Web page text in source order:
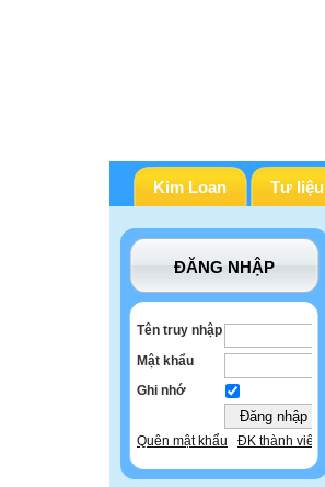
Kim Loan Tư liệu
ĐĂNG NHẬP
Tên truy nhập
Mật khẩu
Ghi nhớ
Quên mật khẩu ĐK thành viên